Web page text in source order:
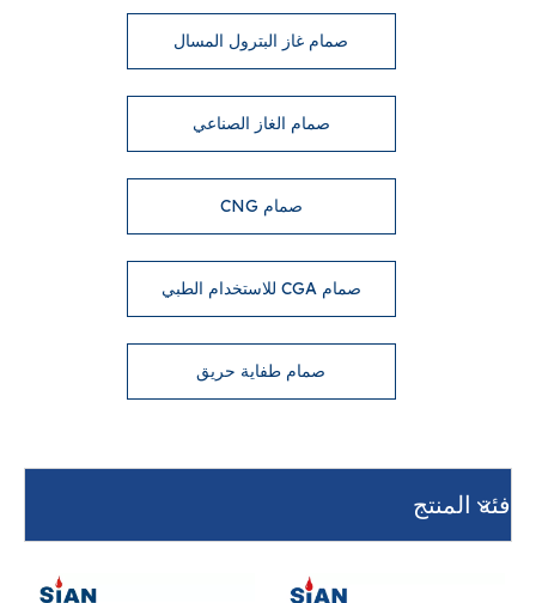
صمام غاز البترول المسال
صمام الغاز الصناعي
صمام CNG
صمام CGA للاستخدام الطبي
صمام طفاية حريق
فئة المنتج